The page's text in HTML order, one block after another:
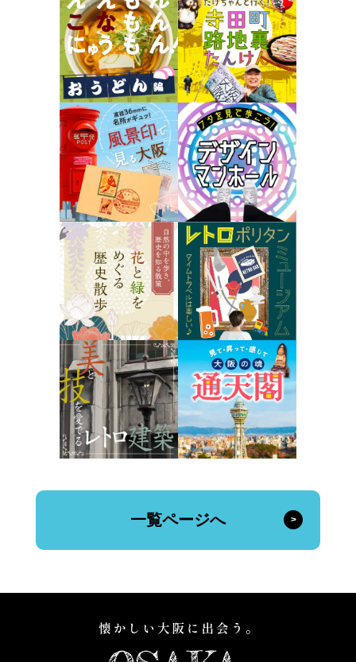
一覧ページへ